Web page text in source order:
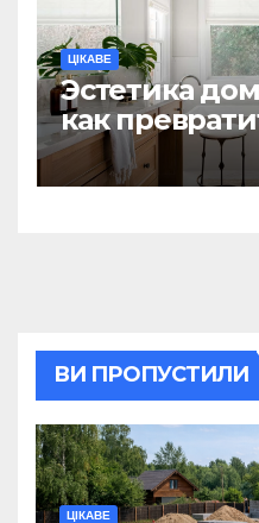
ЦІКАВЕ
Эстетика
как
ежедневную
ВИ ПРОПУСТИЛИ
ЦІКАВЕ